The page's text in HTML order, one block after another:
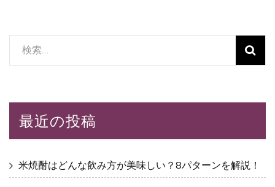
検
索:
最近の投稿
米焼酎はどんな飲み方が美味しい？8パターンを解説！